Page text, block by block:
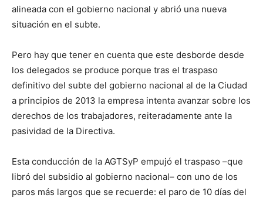
alineada con el gobierno nacional y abrió una nueva
situación en el subte.
Pero hay que tener en cuenta que este desborde desde
los delegados se produce porque tras el traspaso
definitivo del subte del gobierno nacional al de la Ciudad
a principios de 2013 la empresa intenta avanzar sobre los
derechos de los trabajadores, reiteradamente ante la
pasividad de la Directiva.
Esta conducción de la AGTSyP empujó el traspaso –que
libró del subsidio al gobierno nacional– con uno de los
paros más largos que se recuerde: el paro de 10 días del